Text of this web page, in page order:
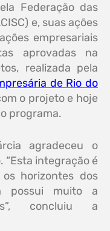
Federação das
e, suas ações
empresariais
aprovadas na
realizada pela
de Rio do
o projeto e hoje
programa.
agradeceu o
“Esta integração é
horizontes dos
possui muito a
concluiu a